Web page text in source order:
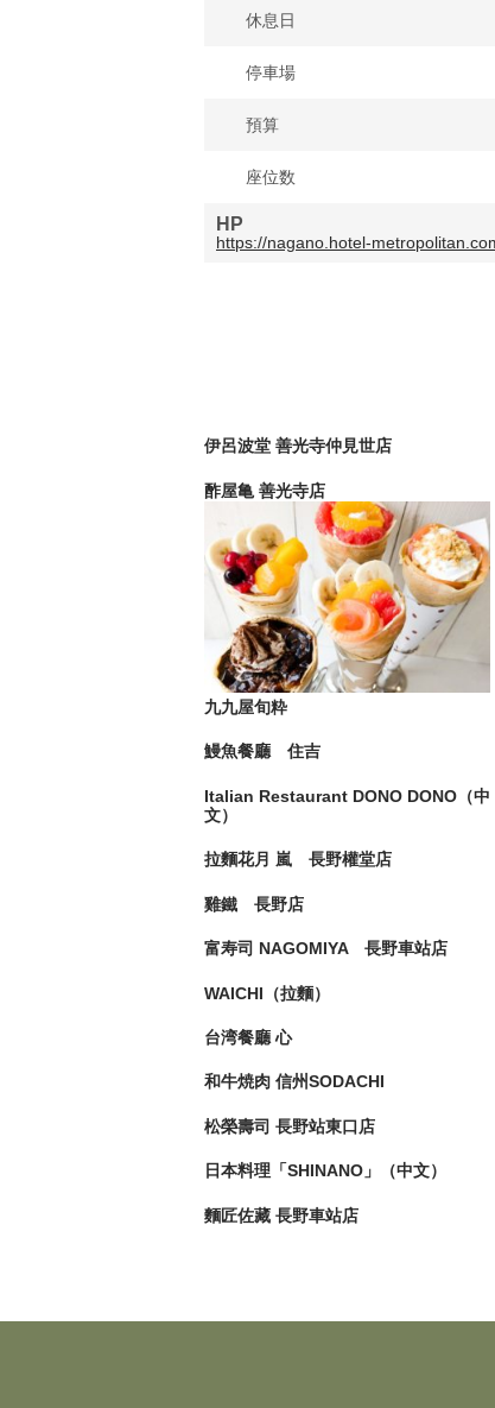
休息日
停車場
預算
座位数
HP
https://nagano.hotel-
伊呂波堂 善光寺仲見世店
酢屋亀 善光寺店
九九屋旬粋
鰻魚餐廳 住吉
Italian Restaurant DONO DONO（中
文）
拉麵花月 嵐 長野權堂店
雞鐵 長野店
富寿司 NAGOMIYA 長野車站店
WAICHI（拉麵）
台湾餐廳 心
和牛焼肉 信州SODACHI
松榮壽司 長野站東口店
日本料理「SHINANO」（中文）
麵匠佐藏 長野車站店